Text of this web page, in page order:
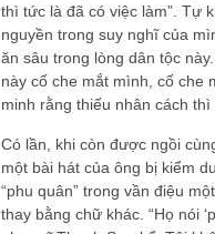
thì tức là đã có việc làm”. Tự
nguyền trong suy nghĩ của
ăn sâu trong lòng dân tộc
này cố che mắt mình, cố che
minh rằng thiếu nhân cách
Có lần, khi còn được ngồi
một bài hát của ông bị kiểm
“phu quân” trong vần điệu
thay bằng chữ khác. “Họ nói